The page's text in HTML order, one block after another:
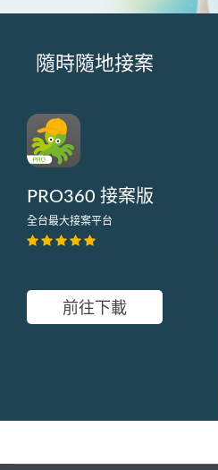
隨時隨地接案
PRO360 接案版
全台最大接案平台
前往下載